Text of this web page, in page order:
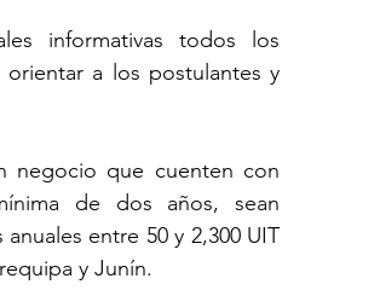
informativas todos los
a los postulantes y
negocio que cuenten con
de dos años, sean
entre 50 y 2,300 UIT
y Junín.